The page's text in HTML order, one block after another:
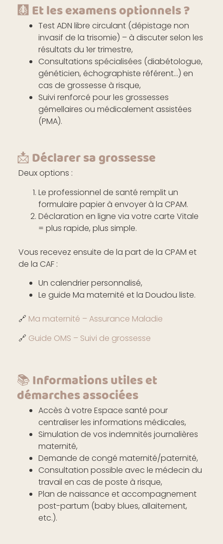
🩻 Et les examens optionnels ?
Test ADN libre circulant (dépistage non
invasif de la trisomie) – à discuter selon les
résultats du 1er trimestre,
Consultations spécialisées (diabétologue,
généticien, échographiste référent…) en
cas de grossesse à risque,
Suivi renforcé pour les grossesses
gémellaires ou médicalement assistées
(PMA).
📩 Déclarer sa grossesse
Deux options :
Le professionnel de santé remplit un
formulaire papier à envoyer à la CPAM.
Déclaration en ligne via votre carte Vitale
= plus rapide, plus simple.
Vous recevez ensuite de la part de la CPAM et
de la CAF :
Un calendrier personnalisé,
Le guide Ma maternité et la Doudou liste.
🔗 Ma maternité – Assurance Maladie
🔗 Guide OMS – Suivi de grossesse
📚 Informations utiles et
démarches associées
Accès à votre Espace santé pour
centraliser les informations médicales,
Simulation de vos indemnités journalières
maternité,
Demande de congé maternité/paternité,
Consultation possible avec le médecin du
travail en cas de poste à risque,
Plan de naissance et accompagnement
post-partum (baby blues, allaitement,
etc.).